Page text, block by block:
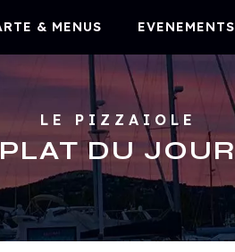
& MENUS EVENEMENTS
LE PIZZAIOLE
PLAT DU JOUR